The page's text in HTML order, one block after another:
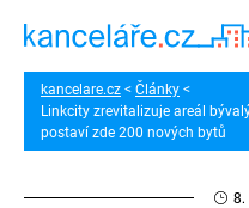
kancelare.cz
Články
Linkcity zrevitalizuje areál
postaví zde 200 nových bytů
8.